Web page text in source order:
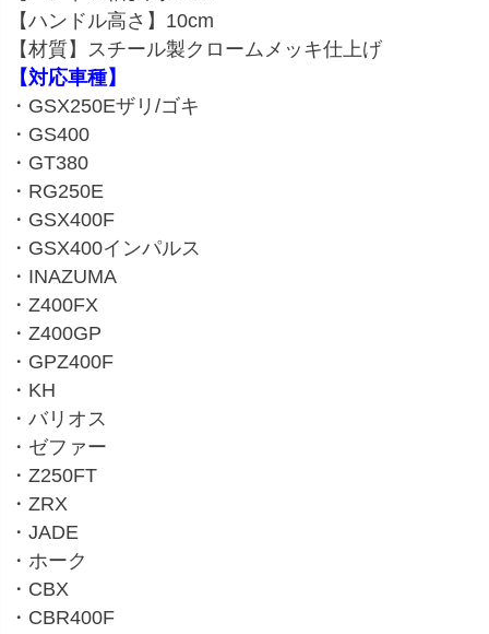
【ハンドル高さ】10cm
【材質】スチール製クロームメッキ仕上げ
【対応車種】
・GSX250Eザリ/ゴキ
・GS400
・GT380
・RG250E
・GSX400F
・GSX400インパルス
・INAZUMA
・Z400FX
・Z400GP
・GPZ400F
・KH
・バリオス
・ゼファー
・Z250FT
・ZRX
・JADE
・ホーク
・CBX
・CBR400F